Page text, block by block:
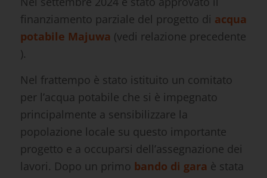
finanziamento parziale del progetto di acqua
potabile Majuwa (vedi relazione precedente
).
Nel frattempo è stato istituito un comitato
per l’acqua potabile che si è impegnato
principalmente a sensibilizzare la
popolazione locale su questo importante
progetto e a occuparsi dell’assegnazione dei
lavori. Dopo un primo bando di gara è stata